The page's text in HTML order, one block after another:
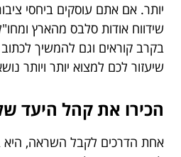
יותר. אם אתם עוסקים ביחסי
שידווח אודות סלבס מהארץ
בקרב קוראים וגם להמשיך
שיעזור לכם למצוא יותר ויותר
הכירו את קהל היעד
אחת הדרכים לקבל השראה, היא